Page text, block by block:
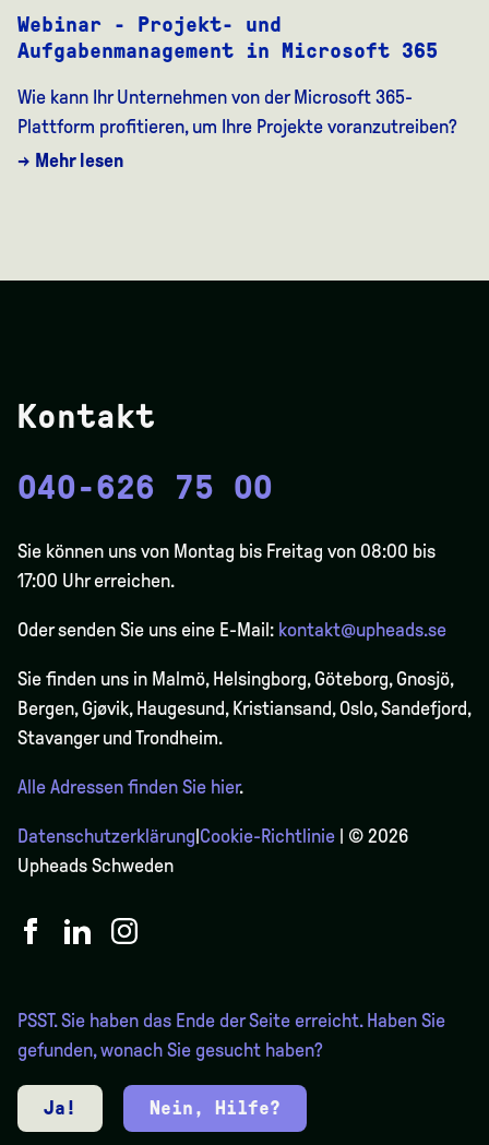
Webinar - Projekt- und
Aufgabenmanagement in Microsoft 365
Wie kann Ihr Unternehmen von der Microsoft 365-
Plattform profitieren, um Ihre Projekte voranzutreiben?
→ Mehr lesen
Kontakt
040-626 75 00
Sie können uns von Montag bis Freitag von 08:00 bis
17:00 Uhr erreichen.
Oder senden Sie uns eine E-Mail: kontakt@upheads.se
Sie finden uns in Malmö, Helsingborg, Göteborg, Gnosjö,
Bergen,Gjøvik, Haugesund, Kristiansand, Oslo, Sandefjord,
Stavanger und Trondheim.
Alle Adressen finden Sie hier.
Datenschutzerklärung Cookie-Richtlinie | © 2026
Upheads Schweden
PSST. Sie haben das Ende der Seite erreicht. Haben Sie
gefunden, wonach Sie gesucht haben?
Ja! Nein, Hilfe?